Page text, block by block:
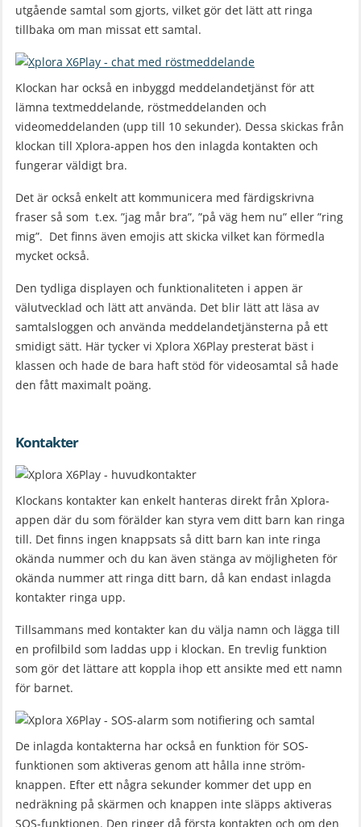
utgående samtal som gjorts, vilket gör det lätt att ringa
tillbaka om man missat ett samtal.
Klockan har också en inbyggd meddelandetjänst för att
lämna textmeddelande, röstmeddelanden och
videomeddelanden (upp till 10 sekunder). Dessa skickas från
klockan till Xplora-appen hos den inlagda kontakten och
fungerar väldigt bra.
Det är också enkelt att kommunicera med färdigskrivna
fraser så som t.ex. ”jag mår bra”, ”på väg hem nu” eller ”ring
mig”. Det finns även emojis att skicka vilket kan förmedla
mycket också.
Den tydliga displayen och funktionaliteten i appen är
välutvecklad och lätt att använda. Det blir lätt att läsa av
samtalsloggen och använda meddelandetjänsterna på ett
smidigt sätt. Här tycker vi Xplora X6Play presterat bäst i
klassen och hade de bara haft stöd för videosamtal så hade
den fått maximalt poäng.
Kontakter
Klockans kontakter kan enkelt hanteras direkt från Xplora-
appen där du som förälder kan styra vem ditt barn kan ringa
till. Det finns ingen knappsats så ditt barn kan inte ringa
okända nummer och du kan även stänga av möjligheten för
okända nummer att ringa ditt barn, då kan endast inlagda
kontakter ringa upp.
Tillsammans med kontakter kan du välja namn och lägga till
en profilbild som laddas upp i klockan. En trevlig funktion
som gör det lättare att koppla ihop ett ansikte med ett namn
för barnet.
De inlagda kontakterna har också en funktion för SOS-
funktionen som aktiveras genom att hålla inne ström-
knappen. Efter ett några sekunder kommer det upp en
nedräkning på skärmen och knappen inte släpps aktiveras
SOS-funktionen. Den ringer då första kontakten och om den